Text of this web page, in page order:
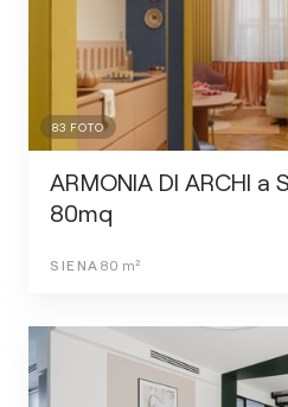
83 FOTO
ARMONIA DI ARCHI a
80mq
SIENA 80 m²